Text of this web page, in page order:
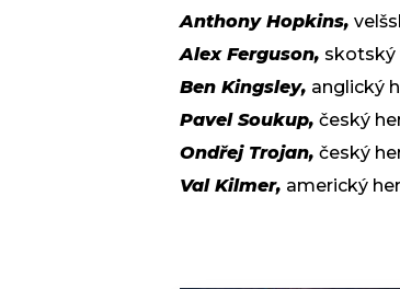
Anthony Hopkins,
Alex Ferguson, skotský
Ben Kingsley, anglický
Pavel Soukup, český
Ondřej Trojan, český
Val Kilmer, americký